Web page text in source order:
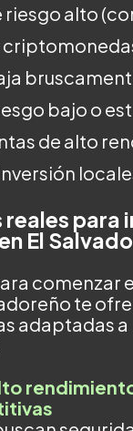
riesgo alto
bajo o
de alto
para
El
comenzar
te
adaptadas a